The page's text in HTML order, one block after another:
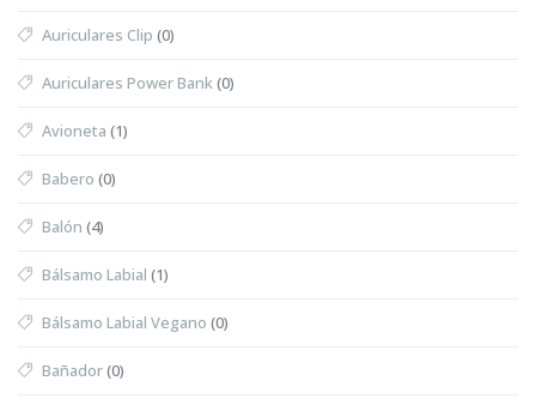
Auriculares Clip (0)
Auriculares Power Bank(0)
Avioneta (1)
Babero (0)
Balón (4)
Bálsamo Labial (1)
Bálsamo Labial Vegano (0)
Bañador(0)